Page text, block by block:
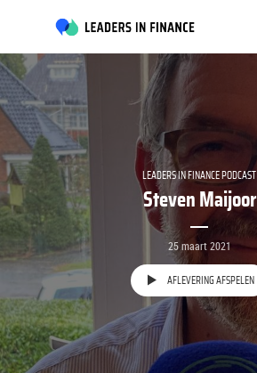
LEADERS IN FINANCE PODCAST
Steven Maijoor
25 maart 2021
AFLEVERING AFSPELEN